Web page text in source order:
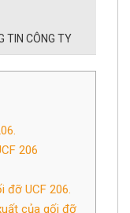
206
UCF 206.
của gối đỡ